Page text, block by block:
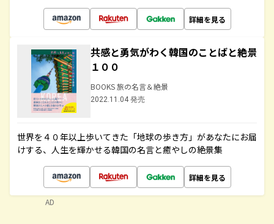
詳細を見る
共感と勇気がわく韓国のことばと絶景
１００
BOOKS 旅の名言＆絶景
2022.11.04 発売
世界を４０年以上歩いてきた「地球の歩き方」があなたにお届
けする、人生を輝かせる韓国の名言と癒やしの絶景集
詳細を見る
AD